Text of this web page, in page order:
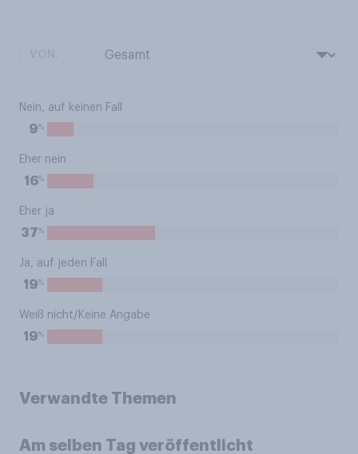
Nein, auf keinen Fall
9%
Eher nein
16%
Eher ja
37%
Ja, auf jeden Fall
19%
Weiß nicht/Keine Angabe
19%
Verwandte Themen
Am selben Tag veröffentlicht